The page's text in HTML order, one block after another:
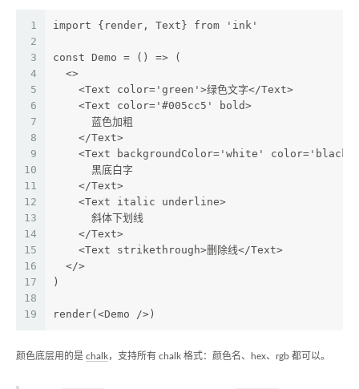
1
2
3
4
5
6
7
8
9
10
11
12
13
14
15
16
17
18
19
import {render, Text} from 'ink'
const Demo = () => (
  <>
    <Text color='green'>绿色文字</Text>
    <Text color='#005cc5' bold>
      蓝色加粗
    </Text>
<Text backgroundColor='white'
      黑底白字
    </Text>
    <Text italic underline>
      斜体下划线
    </Text>
    <Text strikethrough>删除线</Text>
  </>
)
render(<Demo />)
颜色底层用的是 chalk，支持所有 chalk 格式：颜色名、hex、rgb 都可以。